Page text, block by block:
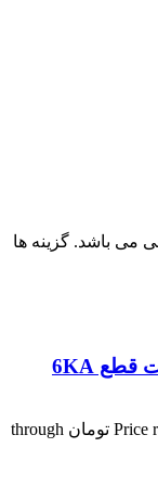
می باشد. گزینه ها
Price range: 305,000 تومان through